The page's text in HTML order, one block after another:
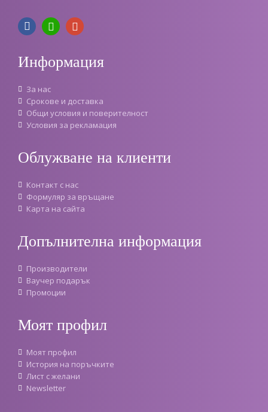
Информация
За нас
Срокове и доставка
Oбщи условия и поверителност
Условия за рекламация
Облужване на клиенти
Контакт с нас
Формуляр за връщане
Карта на сайта
Допълнителна информация
Производители
Ваучер подарък
Промоции
Моят профил
Моят профил
История на поръчките
Лист с желани
Newsletter